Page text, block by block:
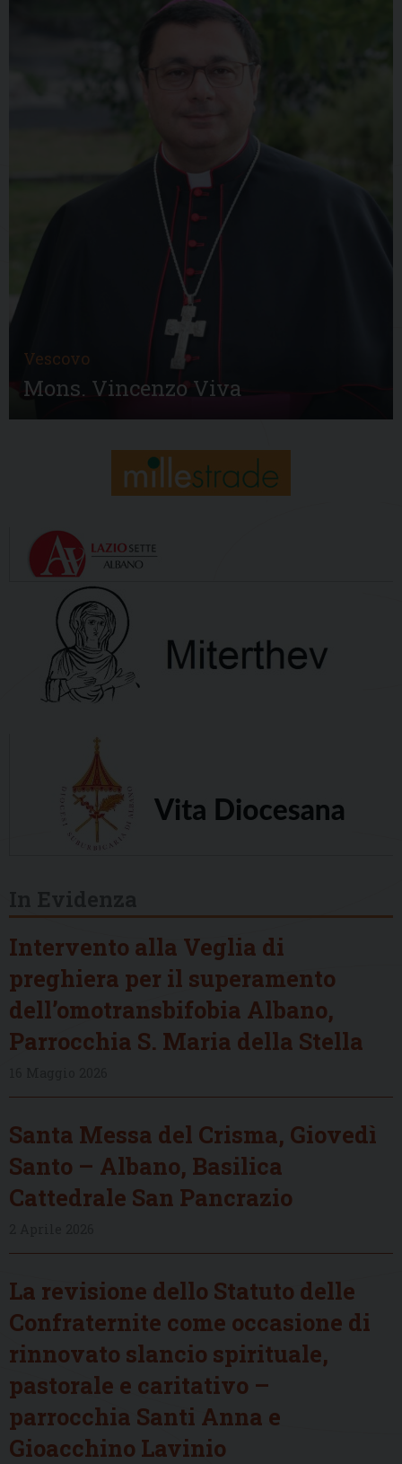
Vescovo
Mons. Vincenzo Viva
Intervento alla Veglia di
preghiera per il superamento
dell’omotransbifobia Albano,
Parrocchia S. Maria della Stella
Santa Messa del Crisma, Giovedì
Santo – Albano, Basilica
Cattedrale San Pancrazio
La revisione dello Statuto delle
Confraternite come occasione di
rinnovato slancio spirituale,
pastorale e caritativo –
parrocchia Santi Anna e
Gioacchino Lavinio